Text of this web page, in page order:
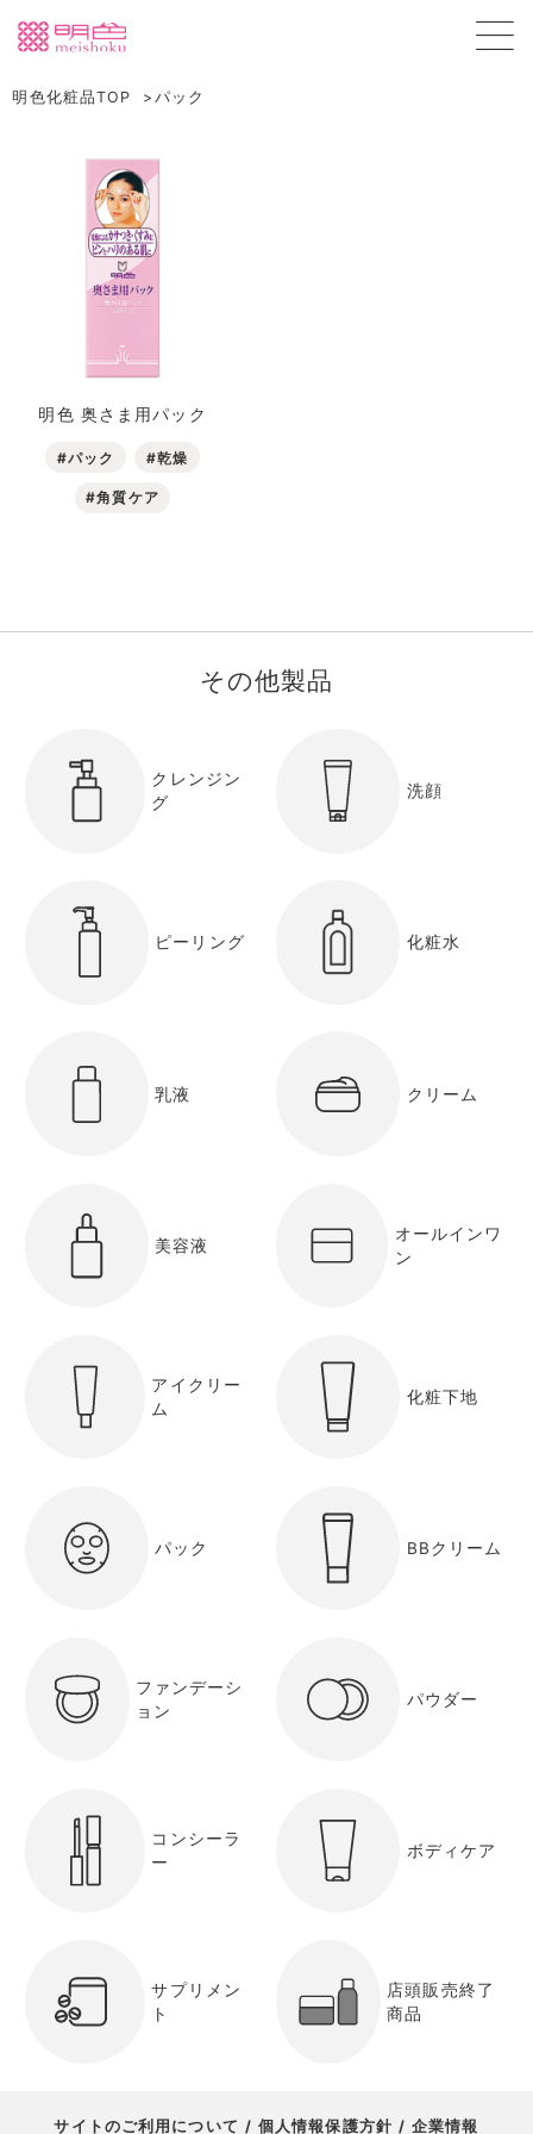
明色化粧品TOP パック
明色 奥さま用パック
#パック #乾燥
#角質ケア
その他製品
クレンジン
グ
洗顔
ピーリング 化粧水
乳液 クリーム
美容液
オールインワ
ン
アイクリー
ム
化粧下地
パック BBクリーム
ファンデーシ
ョン
パウダー
コンシーラ
ー
ボディケア
サプリメン
ト
店頭販売終了
商品
サイトのご利用について 個人情報保護方針 企業情報